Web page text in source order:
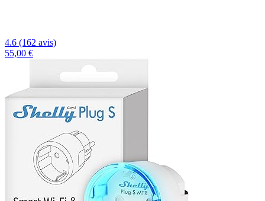
4.6 (162 avis)
55,00 €